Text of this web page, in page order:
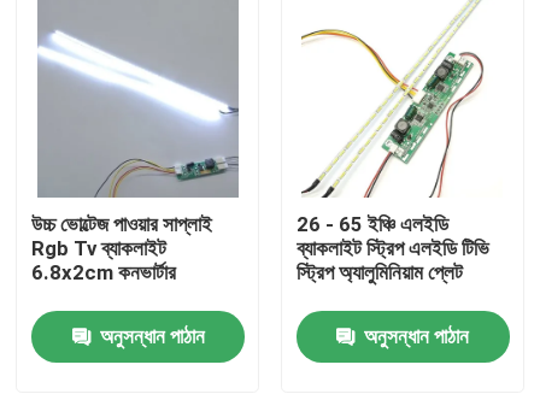
উচ্চ ভোল্টেজ পাওয়ার সাপ্লাই
Rgb Tv ব্যাকলাইট
6.8x2cm কনভার্টার
অনুসন্ধান পাঠান
26 - 65 ইঞ্চি এলইডি
ব্যাকলাইট স্ট্রিপ এলইডি টিভি
স্ট্রিপ অ্যালুমিনিয়াম প্লেট
অনুসন্ধান পাঠান